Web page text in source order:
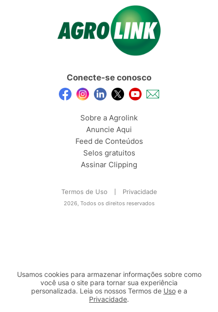
Conecte-se conosco
Sobre a Agrolink
Anuncie Aqui
Feed de Conteúdos
Selos gratuitos
Assinar Clipping
Termos de Uso Privacidade
2026, Todos os direitos reservados
Usamos cookies para armazenar informações sobre como
você usa o site para tornar sua experiência
personalizada. Leia os nossos Termos de Usoe a
Privacidade.